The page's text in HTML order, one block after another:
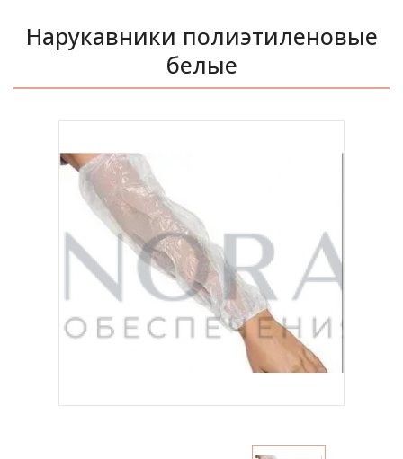
Нарукавники полиэтиленовые
белые